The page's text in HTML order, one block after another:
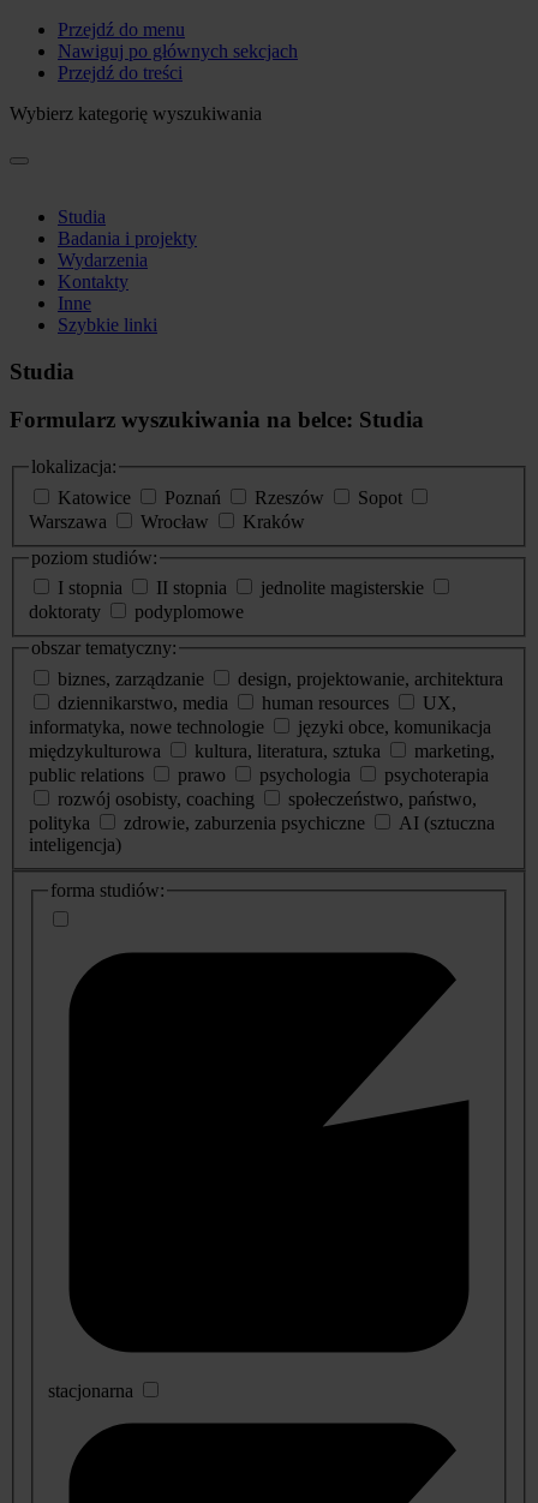
Przejdź do menu
Nawiguj po głównych sekcjach
Przejdź do treści
Wybierz kategorię wyszukiwania
Studia
Badania i projekty
Wydarzenia
Kontakty
Inne
Szybkie linki
Studia
Formularz wyszukiwania na belce: Studia
lokalizacja:
Katowice
Poznań Rzeszów
Sopot
Warszawa
Wrocław
Kraków
poziom studiów:
I stopnia
II stopnia
jednolite magisterskie
doktoraty
podyplomowe
obszar tematyczny:
biznes, zarządzanie
design, projektowanie, architektura
dziennikarstwo, media
human resources
UX,
informatyka, nowe technologie
języki obce, komunikacja
międzykulturowa
kultura, literatura, sztuka
marketing,
public relations
prawo psychologia
psychoterapia
rozwój osobisty, coaching
społeczeństwo, państwo,
polityka
zdrowie, zaburzenia psychiczne
AI (sztuczna
inteligencja)
dodatkowe
informacje
forma studiów:
stacjonarna